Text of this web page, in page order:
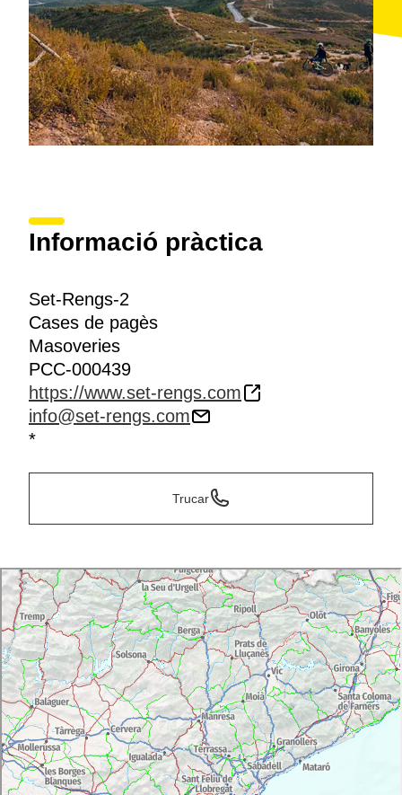
Informació pràctica
Set-Rengs-2
Cases de pagès
Masoveries
PCC-000439
https://www.set-rengs.com
info@set-rengs.com
*
Trucar